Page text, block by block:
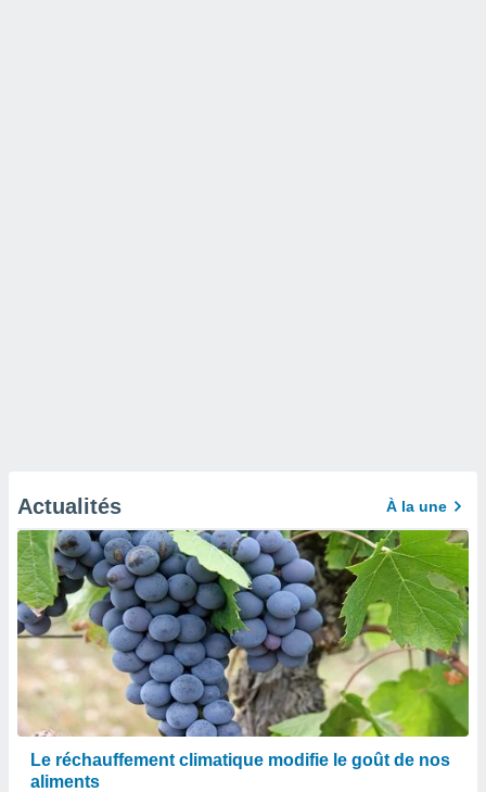
Actualités À la une
Le réchauffement climatique modifie le goût de nos
aliments